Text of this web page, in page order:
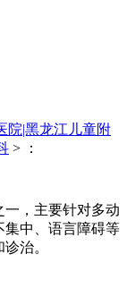
院|黑龙江儿童附
> ：
，主要针对多动
集中、语言障碍等
治。